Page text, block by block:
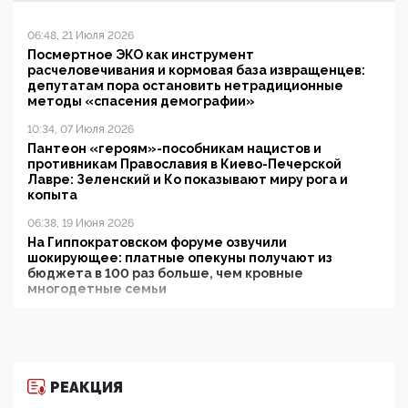
06:48, 21 Июля 2026
Посмертное ЭКО как инструмент
расчеловечивания и кормовая база извращенцев:
депутатам пора остановить нетрадиционные
методы «спасения демографии»
10:34, 07 Июля 2026
Пантеон «героям»-пособникам нацистов и
противникам Православия в Киево-Печерской
Лавре: Зеленский и Ко показывают миру рога и
копыта
06:38, 19 Июня 2026
На Гиппократовском форуме озвучили
шокирующее: платные опекуны получают из
бюджета в 100 раз больше, чем кровные
многодетные семьи
11:53, 09 Июня 2026
РЕАКЦИЯ